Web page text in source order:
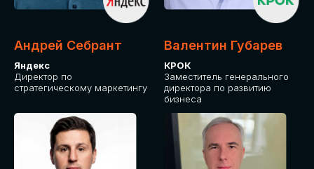
Андрей Себрант
Яндекс
Директор по
стратегическому маркетингу
Валентин Губарев
КРОК
Заместитель генерального
директора по развитию
бизнеса